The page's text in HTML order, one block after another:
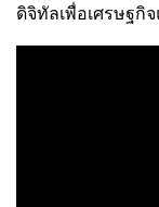
ดิจิทัลเพื่อเศรษฐกิ